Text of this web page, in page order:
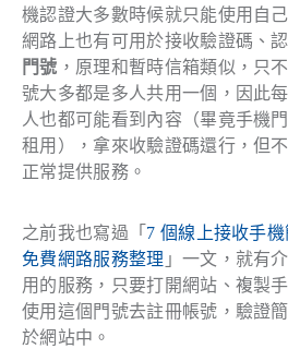
機認證大多數時候就只能使用自
網路上也有可用於接收驗證碼、
門號 ，原理和暫時信箱類似，只
號大多都是多人共用一個，因此
人也都可能看到內容（畢竟手機
租用），拿來收驗證碼還行，但
正常提供服務。
之前我也寫過「 7 個線上接收手
免費網路服務整理 」一文，就有
用的服務，只要打開網站、複製
使用這個門號去註冊帳號，驗證
於網站中。